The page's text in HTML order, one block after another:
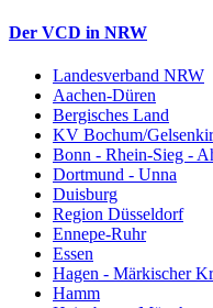
Der VCD in NRW
Landesverband NRW
Aachen-Düren
Bergisches Land
KV Bochum/
Bonn - Rhein-Sieg -
Dortmund - Unna
Duisburg
Region Düsseldorf
Ennepe-Ruhr
Essen
Hagen - Märkischer
Hamm